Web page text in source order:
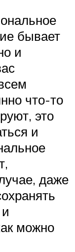
бывает
и
что-то
это
и
даже
можно